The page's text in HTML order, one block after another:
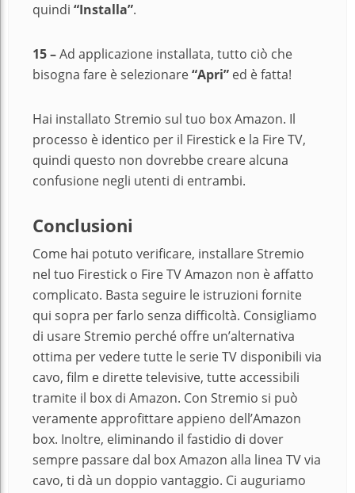
quindi “Installa”.
15 –Ad applicazione installata, tutto ciò che
bisogna fare è selezionare“Apri” ed è fatta!
Hai installato Stremio sul tuo box Amazon. Il
processo è identico per il Firestick e la Fire TV,
quindi questo non dovrebbe creare alcuna
confusione negli utenti di entrambi.
Conclusioni
Come hai potuto verificare, installare Stremio
nel tuo Firestick o Fire TV Amazon non è affatto
complicato. Basta seguire le istruzioni fornite
qui sopra per farlo senza difficoltà. Consigliamo
di usare Stremio perché offre un’alternativa
ottima per vedere tutte le serie TV disponibili via
cavo, film e dirette televisive, tutte accessibili
tramite il box di Amazon. Con Stremio si può
veramente approfittare appieno dell’Amazon
box. Inoltre, eliminando il fastidio di dover
sempre passare dal box Amazon alla linea TV via
cavo, ti dà un doppio vantaggio. Ci auguriamo